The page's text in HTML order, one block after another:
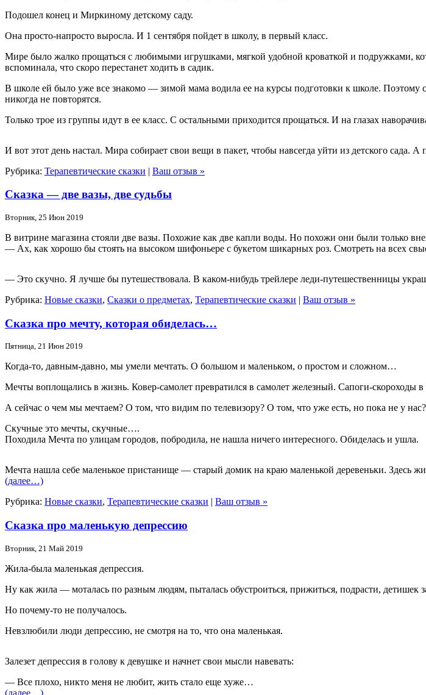
Подошел конец и Миркиному детскому саду.
Она просто-напросто выросла. И 1 сентября пойдет в школу, в первый класс.
Мире было жалко прощаться с любимыми игрушками, мягкой удобной кроваткой и подружками,
вспоминала, что скоро перестанет ходить в садик.
В школе ей было уже все знакомо — зимой мама водила ее на курсы подготовки к школе.
никогда не повторятся.
Только трое из группы идут в ее класс. С остальными приходится прощаться. И на глазах
И вот этот день настал. Мира собирает свои вещи в пакет, чтобы навсегда уйти из детского сада.
Рубрика: Терапевтические сказки | Ваш отзыв »
Сказка — две вазы, две судьбы
Вторник, 25 Июн 2019
В витрине магазина стояли две вазы. Похожие как две капли воды. Но похожи они были только
— Ах, как хорошо бы стоять на высоком шифоньере с букетом шикарных роз. Смотреть на всех
— Это скучно. Я лучше бы путешествовала. В каком-нибудь трейлере леди-путешественницы
Рубрика: Новые сказки, Сказки о предметах, Терапевтические сказки | Ваш отзыв »
Сказка про мечту, которая обиделась…
Пятница, 21 Июн 2019
Когда-то, давным-давно, мы умели мечтать. О большом и маленьком, о простом и сложном…
Мечты воплощались в жизнь. Ковер-самолет превратился в самолет железный. Сапоги-скороходы
А сейчас о чем мы мечтаем? О том, что видим по телевизору? О том, что уже есть, но пока не у нас?
Скучные это мечты, скучные….
Походила Мечта по улицам городов, побродила, не нашла ничего интересного. Обиделась и ушла.
Мечта нашла себе маленькое пристанище — старый домик на краю маленькой деревеньки. Здесь
(далее…)
Рубрика: Новые сказки, Терапевтические сказки | Ваш отзыв »
Сказка про маленькую депрессию
Вторник, 21 Май 2019
Жила-была маленькая депрессия.
Ну как жила — моталась по разным людям, пыталась обустроиться, прижиться, подрасти, детишек
Но почему-то не получалось.
Невзлюбили люди депрессию, не смотря на то, что она маленькая.
Залезет депрессия в голову к девушке и начнет свои мысли навевать:
— Все плохо, никто меня не любит, жить стало еще хуже…
(далее…)